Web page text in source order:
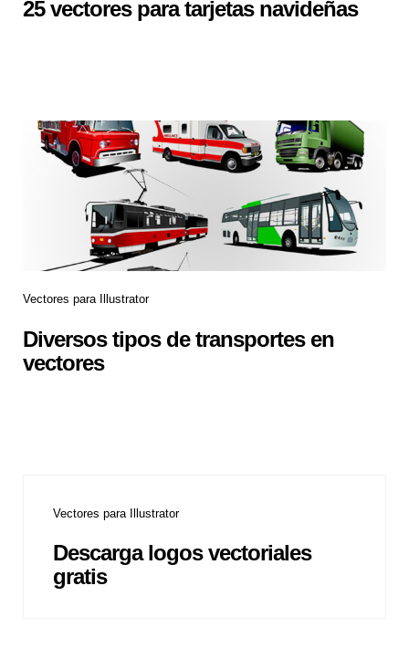
25 vectores para tarjetas navideñas
Vectores para Illustrator
Diversos tipos de transportes en
vectores
Vectores para Illustrator
Descarga logos vectoriales
gratis